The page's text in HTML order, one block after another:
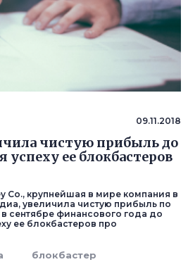
09.11.2018
чистую прибыль до
успеху ее блокбастеров
Co., крупнейшая в мире компания в
увеличила чистую прибыль по
сентябре финансового года до
ее блокбастеров про
блокбастер